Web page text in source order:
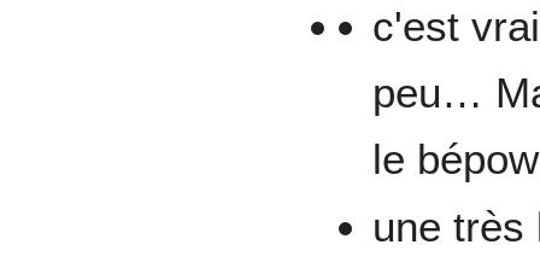
c'est
peu…
le
une très